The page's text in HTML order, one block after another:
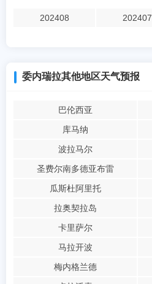
202408 202407
委内瑞拉其他地区天气预报
巴伦西亚
库马纳
波拉马尔
圣费尔南多德亚布雷
瓜斯杜阿里托
拉奥契拉岛
卡里萨尔
马拉开波
梅内格兰德